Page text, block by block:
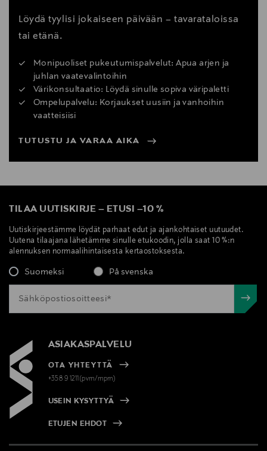
Löydä tyylisi jokaiseen päivään – tavarataloissa
tai etänä.
Monipuoliset pukeutumispalvelut: Apua arjen ja
juhlan vaatevalintoihin
Värikonsultaatio: Löydä sinulle sopiva väripaletti
Ompelupalvelu: Korjaukset uusiin ja vanhoihin
vaatteisiisi
TUTUSTU JA VARAA AIKA
TILAA UUTISKIRJE – ETUSI –10 %
Uutiskirjeestämme löydät parhaat edut ja ajankohtaiset uutuudet.
Uutena tilaajana lähetämme sinulle etukoodin, jolla saat 10 %:n
alennuksen normaalihintaisesta kertaostoksesta.
Suomeksi På svenska
ASIAKASPALVELU
OTA YHTEYTTÄ
+358 9 1211(pvm/mpm)
USEIN KYSYTTYÄ
ETUJEN EHDOT